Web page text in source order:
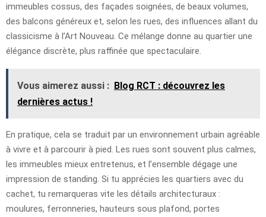
immeubles cossus, des façades soignées, de beaux volumes,
des balcons généreux et, selon les rues, des influences allant du
classicisme à l’Art Nouveau. Ce mélange donne au quartier une
élégance discrète, plus raffinée que spectaculaire.
Vous aimerez aussi : Blog RCT : découvrez les
dernières actus !
En pratique, cela se traduit par un environnement urbain agréable
à vivre et à parcourir à pied. Les rues sont souvent plus calmes,
les immeubles mieux entretenus, et l’ensemble dégage une
impression de standing. Si tu apprécies les quartiers avec du
cachet, tu remarqueras vite les détails architecturaux :
moulures, ferronneries, hauteurs sous plafond, portes